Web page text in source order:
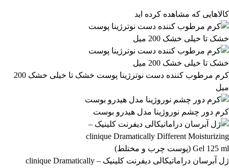
تومان
541,099 تومان
541,100 تومان
اعمال فیلتر قیمت
وضعیت کالا
نمایش کالاهای موجود
فیلتر بر اساس برند:
Loreal 24
فیلتر بر اساس دسته بندی:
آرایشی و بهداشتی 558 بهداشتی و پوستی
مرتب‌سازی محصولات
مرتب‌سازی:
پیش‌فرض محبوب‌ترین بالاترین امتیاز
گران‌ترین موجودها اول
کالاهایی که مشاهده کرده اید
کرم مرطوب کننده دست نوترژینا پوست خشک تا خیلی خشک 200
میل
کرم دور چشم نوروژینا مدل هیدرو بوست
ژل آبرسان دراماتیکالی دیفرنت کلینیک – clinique Dramatically